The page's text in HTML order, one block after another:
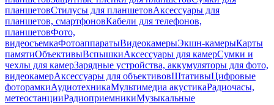
планшетовСтилусы для планшетовАксессуары для
планшетов, смартфоновКабели для телефонов,
планшетовФото,
видеосъемкаФотоаппаратыВидеокамерыЭкшн-камерыКарты
памятиОбъективыВспышкиАксессуары для камерСумки и
чехлы для камерЗарядные устройства, аккумуляторы для фото,
видеокамерАксессуары для объективовШтативыЦифровые
фоторамкиАудиотехникаМультимедиа акустикаРадиочасы,
метеостанцииРадиоприемникиМузыкальные